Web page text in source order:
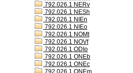
792.026.1 NERv
792.026.1 NESh
792.026.1 NIEn
792.026.1 NIEo
792.026.1 NOMt
792.026.1 NOVf
792.026.1 ODIo
792.026.1 ONEb
792.026.1 ONEc
792.026.1 ONEm